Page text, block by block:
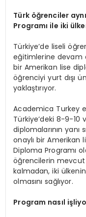
Türk öğrenciler
Programı ile iki
Türkiye’de liseli
eğitimlerine devam
bir Amerikan lise
öğrenciyi yurt dışı
yaklaştırıyor.
Academica Turkey
Türkiye’deki 8-9-10
diplomalarının yanı
onaylı bir Amerikan
Diploma Programı
öğrencilerin mevcut
kalmadan, iki
olmasını sağlıyor.
Program nasıl